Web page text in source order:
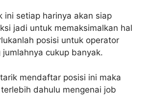
ini setiap harinya akan siap
jadi untuk memaksimalkan hal
posisi untuk operator
jumlahnya cukup banyak.
mendaftar posisi ini maka
dahulu mengenai job